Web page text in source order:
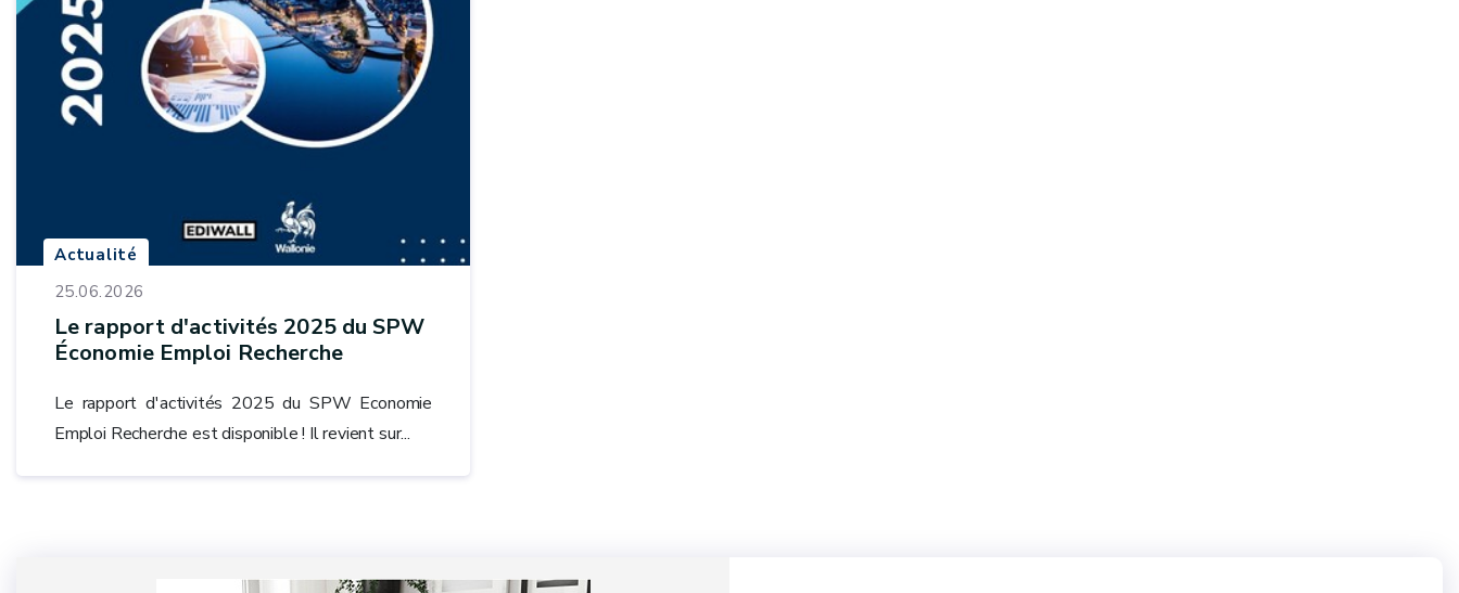
Actualité
25.06.2026
Le rapport d'activités 2025 du SPW
Économie Emploi Recherche
Le rapport d'activités 2025 du SPW Economie
Emploi Recherche est disponible ! Il revient sur...